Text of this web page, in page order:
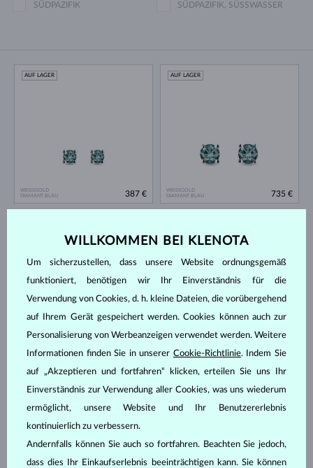
SÜDPAZIFIK SÜDPAZIFIK, SÜSSWASSER
WEISSGOLD
DIAMANT BLAU
AUF LAGER
387 €
WEISSGOLD
DIAMANT BLAU
AUF LAGER
735 €
WEISSGOLD
996 €
WEISSGOLD
692 €
AUF LAGER AUF LAGER
WILLKOMMEN BEI KLENOTA
Um sicherzustellen, dass unsere Website ordnungsgemäß
funktioniert, benötigen wir Ihr Einverständnis für die
Verwendung von Cookies, d. h. kleine Dateien, die vorübergehend
auf Ihrem Gerät gespeichert werden. Cookies können auch zur
Personalisierung von Werbeanzeigen verwendet werden. Weitere
Informationen finden Sie in unserer Cookie-Richtlinie. Indem Sie
auf „Akzeptieren und fortfahren“ klicken, erteilen Sie uns Ihr
Einverständnis zur Verwendung aller Cookies, was uns wiederum
ermöglicht, unsere Website und Ihr Benutzererlebnis
kontinuierlich zu verbessern.
Andernfalls können Sie auch so fortfahren. Beachten Sie jedoch,
dass dies Ihr Einkaufserlebnis beeinträchtigen kann. Sie können